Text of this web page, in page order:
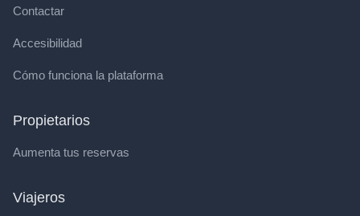
Contactar
Accesibilidad
Cómo funciona la plataforma
Propietarios
Aumenta tus reservas
Viajeros